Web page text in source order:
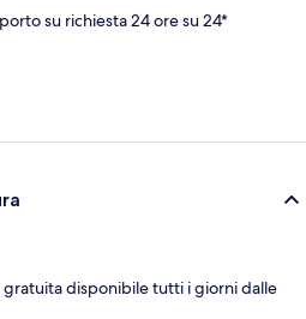
su richiesta 24 ore su 24*
gratuita disponibile tutti i giorni dalle